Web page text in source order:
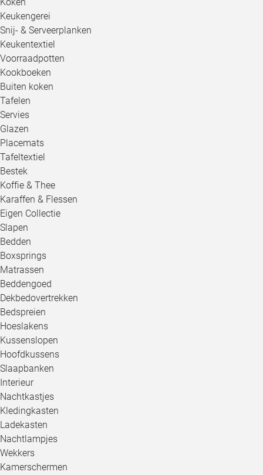
Keukengerei
Snij- & Serveerplanken
Keukentextiel
Voorraadpotten
Kookboeken
Buiten koken
Tafelen
Servies
Glazen
Placemats
Tafeltextiel
Bestek
Koffie & Thee
Karaffen & Flessen
Eigen Collectie
Slapen
Bedden
Boxsprings
Matrassen
Beddengoed
Dekbedovertrekken
Bedspreien
Hoeslakens
Kussenslopen
Hoofdkussens
Slaapbanken
Interieur
Nachtkastjes
Kledingkasten
Ladekasten
Nachtlampjes
Wekkers
Kamerschermen